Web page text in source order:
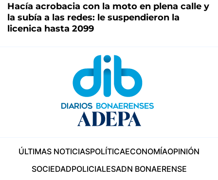
Hacía acrobacia con la moto en plena calle y
la subía a las redes: le suspendieron la
licenica hasta 2099
ÚLTIMAS NOTICIASPOLÍTICAECONOMÍAOPINIÓN
SOCIEDADPOLICIALESADN BONAERENSE